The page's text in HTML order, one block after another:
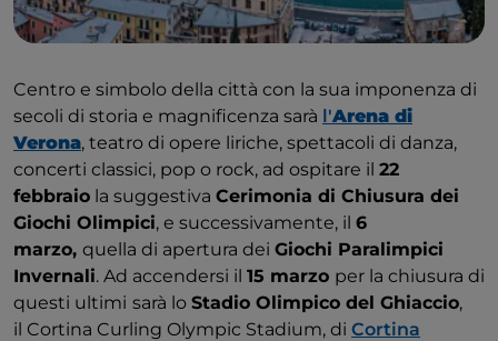
Centro e simbolo della città con la sua imponenza di
secoli di storia e magnificenza sarà l'Arena di
Verona, teatro di opere liriche, spettacoli di danza,
concerti classici, pop o rock, ad ospitare il 22
febbraio la suggestiva Cerimonia di Chiusura dei
Giochi Olimpici, e successivamente, il 6
marzo, quella di apertura dei Giochi Paralimpici
Invernali. Ad accendersi il 15 marzo per la chiusura di
questi ultimi sarà lo Stadio Olimpico del Ghiaccio,
il Cortina Curling Olympic Stadium, di Cortina